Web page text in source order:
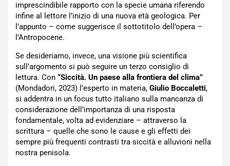
imprescindibile rapporto con la specie umana riferendo
infine al lettore l’inizio di una nuova età geologica. Per
l’appunto – come suggerisce il sottotitolo dell’opera –
l’Antropocene.
Se desideriamo, invece, una visione più scientifica
sull’argomento si può seguire un terzo consiglio di
lettura. Con “Siccità. Un paese alla frontiera del clima”
(Mondadori, 2023) l’esperto in materia, Giulio Boccaletti,
si addentra in un focus tutto italiano sulla mancanza di
considerazione dell’importanza di una risposta
fondamentale, volta ad evidenziare – attraverso la
scrittura – quelle che sono le cause e gli effetti dei
sempre più frequenti contrasti tra siccità e alluvioni nella
nostra penisola.